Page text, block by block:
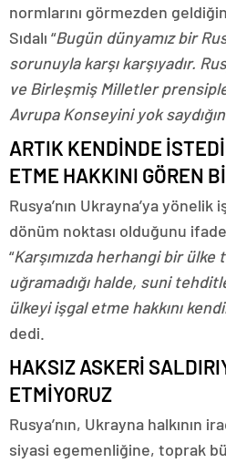
normlarını görmezden
Sıdalı “Bugün dünyamız bir
sorunuyla karşı karşıyadır.
ve Birleşmiş Milletler
Avrupa Konseyini yok
ARTIK KENDİNDE
ETME HAKKINI GÖREN
Rusya’nın Ukrayna’ya
dönüm noktası olduğunu ifade
“Karşımızda herhangi bir ülke
uğramadığı halde, suni
ülkeyi işgal etme hakkını
dedi.
HAKSIZ ASKERİ
ETMİYORUZ
Rusya’nın, Ukrayna halkının
siyasi egemenliğine, toprak